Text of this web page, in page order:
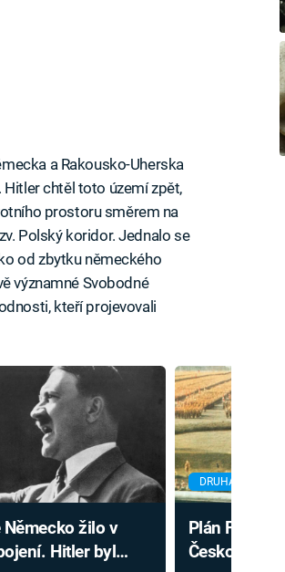
a Rakousko-Uherska
chtěl toto území zpět,
prostoru směrem na
Polský koridor. Jednalo se
od zbytku německého
významné Svobodné
kteří projevovali
Hitler byl
DRUHÁ
Plán Fall